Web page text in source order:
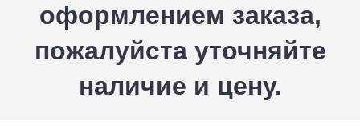
оформлением заказа,
пожалуйста уточняйте
наличие и цену.